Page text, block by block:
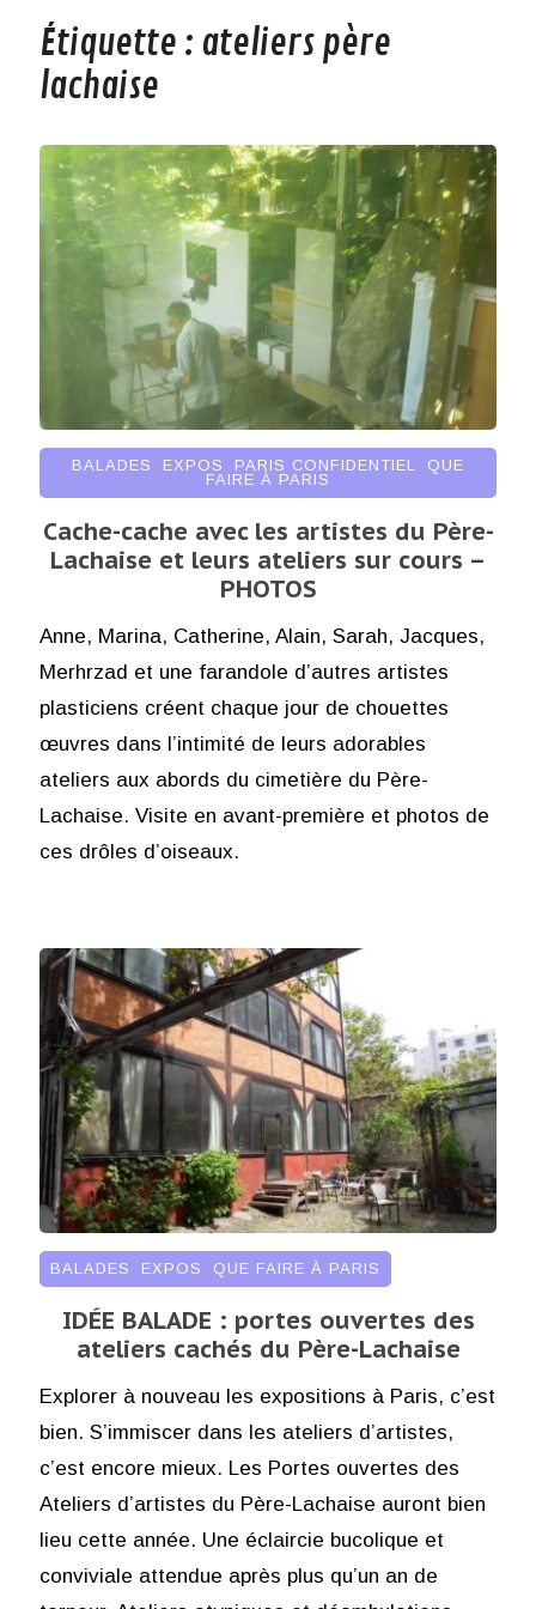
Étiquette : ateliers père
lachaise
BALADES EXPOS PARIS CONFIDENTIEL
QUE
FAIRE À PARIS
Cache-cache avec les artistes du Père-
Lachaise et leurs ateliers sur cours –
PHOTOS
Anne, Marina, Catherine, Alain, Sarah, Jacques,
Merhrzad et une farandole d’autres artistes
plasticiens créent chaque jour de chouettes
œuvres dans l’intimité de leurs adorables
ateliers aux abords du cimetière du Père-
Lachaise. Visite en avant-première et photos de
ces drôles d’oiseaux.
BALADES , EXPOS , QUE FAIRE À PARIS
IDÉE BALADE : portes ouvertes des
ateliers cachés du Père-Lachaise
Explorer à nouveau les expositions à Paris, c’est
bien. S’immiscer dans les ateliers d’artistes,
c’est encore mieux. Les Portes ouvertes des
Ateliers d’artistes du Père-Lachaise auront bien
lieu cette année. Une éclaircie bucolique et
conviviale attendue après plus qu’un an de